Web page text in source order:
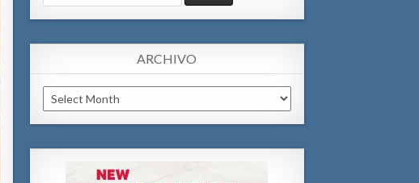
for:
ARCHIVO
Archivo